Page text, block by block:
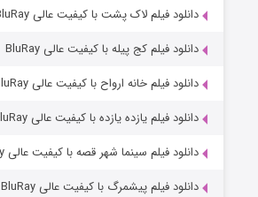
دانلود فیلم لاک پشت با کیفیت عالی BluRay
دانلود فیلم کج‌ پیله با کیفیت عالی BluRay
دانلود فیلم خانه ارواح با کیفیت عالی BluRay
دانلود فیلم یازده یازده با کیفیت عالی BluRay
دانلود فیلم سینما شهر قصه با کیفیت عالی BluRay
دانلود فیلم پیشمرگ با کیفیت عالی BluRay